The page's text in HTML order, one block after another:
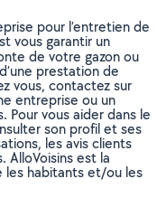
pour l’entretien de
vous garantir un
de votre gazon ou
prestation de
vous, contactez sur
entreprise ou un
Pour vous aider dans le
son profil et ses
les avis clients
AlloVoisins est la
les habitants et/ou les